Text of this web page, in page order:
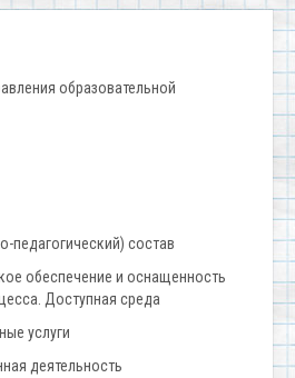
образовательной
педагогический) состав
обеспечение и оснащенность
Доступная среда
услуги
деятельность